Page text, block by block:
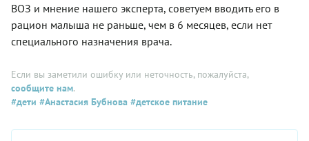
ВОЗ и мнение нашего эксперта, советуем вводить его в
рацион малыша не раньше, чем в 6 месяцев, если нет
специального назначения врача.
Если вы заметили ошибку или неточность, пожалуйста,
сообщите нам.
#дети #Анастасия Бубнова #детское питание